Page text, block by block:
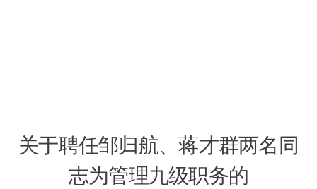
关于聘任邹归航、蒋才群两名同
志为管理九级职务的